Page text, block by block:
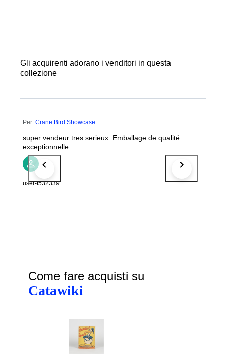
Gli acquirenti adorano i venditori in questa
collezione
Per Crane Bird Showcase
super vendeur tres serieux. Emballage de qualité
exceptionnelle.
user-f532339
Come fare acquisti su
Catawiki